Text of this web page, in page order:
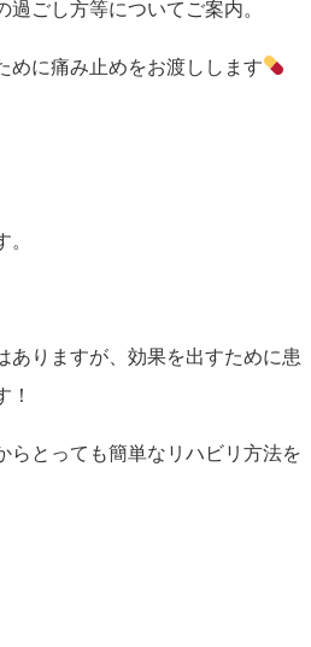
ごし方等についてご案内。
めに痛み止めをお渡しします
ありますが、効果を出すために患
！
らとっても簡単なリハビリ方法を